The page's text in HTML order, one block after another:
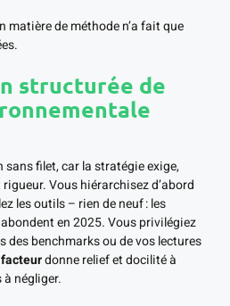
matière de méthode n’a fait que
structurée de
sans filet, car la stratégie exige,
Vous hiérarchisez d’abord
les outils – rien de neuf : les
en 2025. Vous privilégiez
des benchmarks ou de vos lectures
donne relief et docilité à
à négliger.